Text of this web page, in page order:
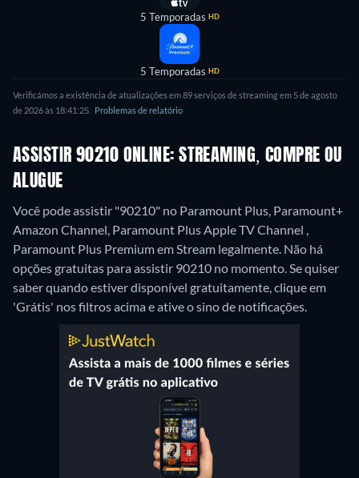
5 Temporadas HD
5 Temporadas HD
Verificámos a existência de atualizações em 89 serviços de streaming em 5 de agosto
de 2026 às 18:41:25.
Problemas de relatório
ASSISTIR 90210 ONLINE: STREAMING, COMPRE OU
ALUGUE
Você pode assistir "90210" no Paramount Plus, Paramount+
Amazon Channel, Paramount Plus Apple TV Channel ,
Paramount Plus Premium em Stream legalmente. Não há
opções gratuitas para assistir 90210 no momento. Se quiser
saber quando estiver disponível gratuitamente, clique em
'Grátis' nos filtros acima e ative o sino de notificações.